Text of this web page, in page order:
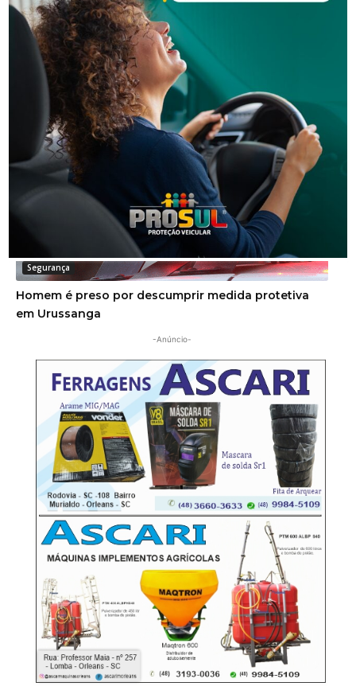
Segurança
Justiça condena dupla por golpe da falsa
adolescente e manda devolver R$ 20 mil
Segurança
Homem é preso por descumprir medida protetiva
em Urussanga
-Anúncio-